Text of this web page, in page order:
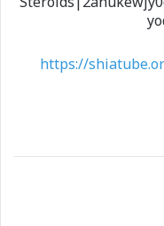
https://